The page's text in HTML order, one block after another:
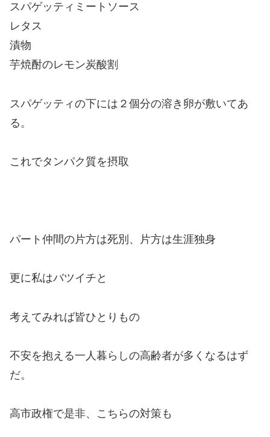
スパゲッティミートソース
レタス
漬物
芋焼酎のレモン炭酸割
スパゲッティの下には２個分の溶き卵が敷いてあ
る。
これでタンパク質を摂取
パート仲間の片方は死別、片方は生涯独身
更に私はバツイチと
考えてみれば皆ひとりもの
不安を抱える一人暮らしの高齢者が多くなるはず
だ。
高市政権で是非、こちらの対策も